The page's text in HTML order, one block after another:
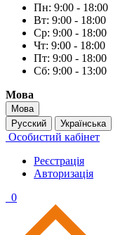
Пн: 9:00 - 18:00
Вт: 9:00 - 18:00
Ср: 9:00 - 18:00
Чт: 9:00 - 18:00
Пт: 9:00 - 18:00
Сб: 9:00 - 13:00
Мова
Мова
Русский
Українська
Особистий кабінет
Реєстрація
Авторизація
0